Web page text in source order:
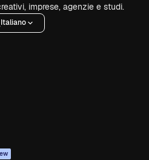
imprese, agenzie e studi.
Italiano